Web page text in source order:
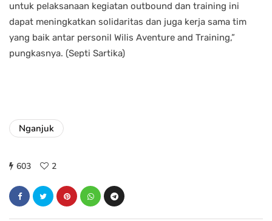
untuk pelaksanaan kegiatan outbound dan training ini
dapat meningkatkan solidaritas dan juga kerja sama tim
yang baik antar personil Wilis Aventure and Training,”
pungkasnya. (Septi Sartika)
Nganjuk
603 2